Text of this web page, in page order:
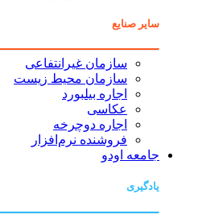
سایر صنایع
سازمان غیرانتفاعی
سازمان محیط زیست
اجاره بیلبورد
عکاسی
اجاره دوچرخه
فروشنده نرم‌افزار
جامعه اودو
یادگیری